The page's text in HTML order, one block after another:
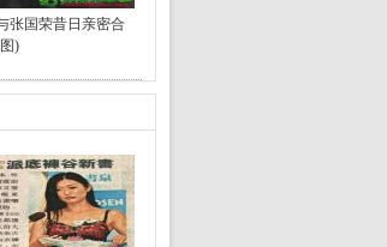
张国荣昔日亲密合
)